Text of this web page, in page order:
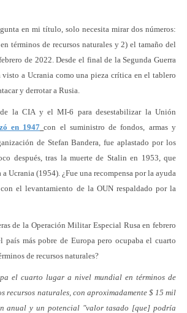
en mi título, solo necesita mirar dos números:
términos de recursos naturales y 2) el tamaño del
de 2022. Desde el final de la Segunda Guerra
a Ucrania como una pieza crítica en el tablero
y derrotar a Rusia.
la CIA y el MI-6 para desestabilizar la Unión
en 1947 con el suministro de fondos, armas y
de Stefan Bandera, fue aplastado por los
después, tras la muerte de Stalin en 1953, que
Ucrania (1954). ¿Fue una recompensa por la ayuda
con el levantamiento de la OUN respaldado por la
de la Operación Militar Especial Rusa en febrero
país más pobre de Europa pero ocupaba el cuarto
de recursos naturales?
el cuarto lugar a nivel mundial en términos de
recursos naturales, con aproximadamente $ 15 mil
anual y un potencial "valor tasado [que] podría